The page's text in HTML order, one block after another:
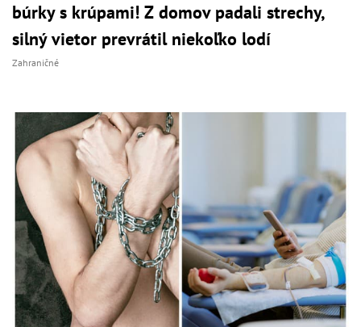
búrky s krúpami! Z domov padali strechy,
silný vietor prevrátil niekoľko lodí
Zahraničné